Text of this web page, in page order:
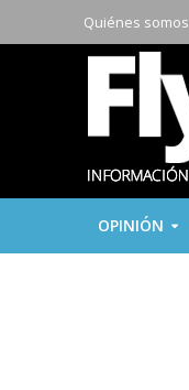
Quiénes somos
OPINIÓN